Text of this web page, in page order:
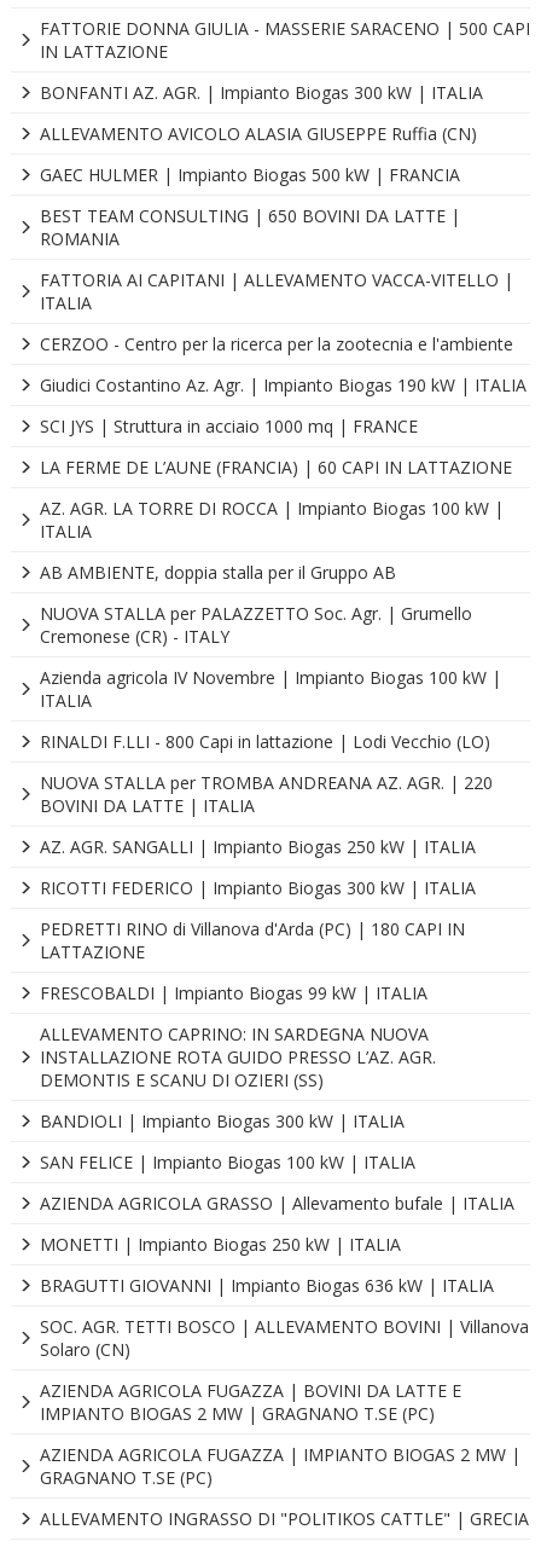
FATTORIE DONNA GIULIA - MASSERIE SARACENO | 500 CAPI
IN LATTAZIONE
BONFANTI AZ. AGR. | Impianto Biogas 300 kW | ITALIA
ALLEVAMENTO AVICOLO ALASIA GIUSEPPE Ruffia (CN)
GAEC HULMER | Impianto Biogas 500 kW | FRANCIA
BEST TEAM CONSULTING | 650 BOVINI DA LATTE |
ROMANIA
FATTORIA AI CAPITANI | ALLEVAMENTO VACCA-VITELLO |
ITALIA
CERZOO - Centro per la ricerca per la zootecnia e l'ambiente
Giudici Costantino Az. Agr. | Impianto Biogas 190 kW | ITALIA
SCI JYS | Struttura in acciaio 1000 mq | FRANCE
LA FERME DE L’AUNE (FRANCIA) | 60 CAPI IN LATTAZIONE
AZ. AGR. LA TORRE DI ROCCA | Impianto Biogas 100 kW |
ITALIA
AB AMBIENTE, doppia stalla per il Gruppo AB
NUOVA STALLA per PALAZZETTO Soc. Agr. | Grumello
Cremonese (CR) - ITALY
Azienda agricola IV Novembre | Impianto Biogas 100 kW |
ITALIA
RINALDI F.LLI - 800 Capi in lattazione | Lodi Vecchio (LO)
NUOVA STALLA per TROMBA ANDREANA AZ. AGR. | 220
BOVINI DA LATTE | ITALIA
AZ. AGR. SANGALLI | Impianto Biogas 250 kW | ITALIA
RICOTTI FEDERICO | Impianto Biogas 300 kW | ITALIA
PEDRETTI RINO di Villanova d'Arda (PC) | 180 CAPI IN
LATTAZIONE
FRESCOBALDI | Impianto Biogas 99 kW | ITALIA
ALLEVAMENTO CAPRINO: IN SARDEGNA NUOVA
INSTALLAZIONE ROTA GUIDO PRESSO L’AZ. AGR.
DEMONTIS E SCANU DI OZIERI (SS)
BANDIOLI | Impianto Biogas 300 kW | ITALIA
SAN FELICE | Impianto Biogas 100 kW | ITALIA
AZIENDA AGRICOLA GRASSO | Allevamento bufale | ITALIA
MONETTI | Impianto Biogas 250 kW | ITALIA
BRAGUTTI GIOVANNI | Impianto Biogas 636 kW | ITALIA
SOC. AGR. TETTI BOSCO | ALLEVAMENTO BOVINI | Villanova
Solaro (CN)
AZIENDA AGRICOLA FUGAZZA | BOVINI DA LATTE E
IMPIANTO BIOGAS 2 MW | GRAGNANO T.SE (PC)
AZIENDA AGRICOLA FUGAZZA | IMPIANTO BIOGAS 2 MW |
GRAGNANO T.SE (PC)
ALLEVAMENTO INGRASSO DI "POLITIKOS CATTLE" | GRECIA